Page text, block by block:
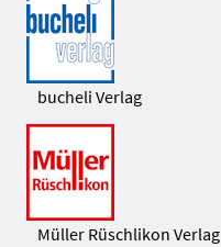
bucheli Verlag
Müller Rüschlikon Verlag